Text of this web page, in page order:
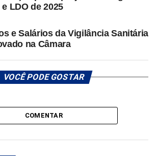
LDO de 2025
e Salários da Vigilância Sanitária
na Câmara
VOCÊ PODE GOSTAR
COMENTAR